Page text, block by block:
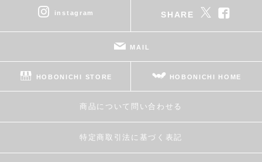
instagram SHARE
MAIL
HOBONICHI STORE HOBONICHI HOME
商品について問い合わせる
特定商取引法に基づく表記